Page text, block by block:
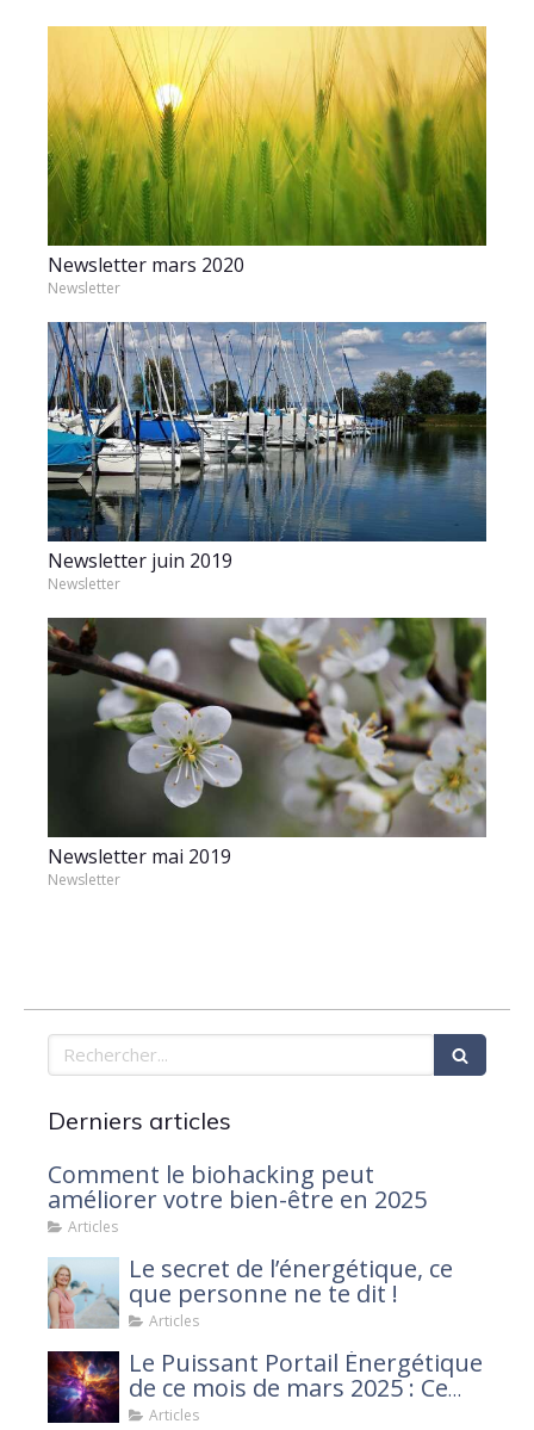
Newsletter mars 2020
Newsletter
Newsletter juin 2019
Newsletter
Newsletter mai 2019
Newsletter
Rechercher
Derniers articles
Comment le biohacking peut
améliorer votre bien-être en 2025
Articles
Le secret de l’énergétique, ce
que personne ne te dit !
Articles
Le Puissant Portail Énergétique
de ce mois de mars 2025 : Ce
que tu dois savoir
Articles